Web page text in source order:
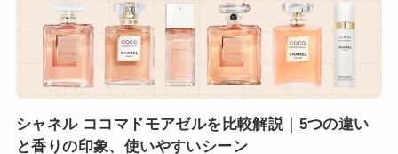
シャネル ココマドモアゼルを比較解説｜5つの違い
と香りの印象、使いやすいシーン